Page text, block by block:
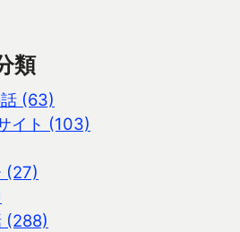
類
(63)
イト (103)
(27)
(288)